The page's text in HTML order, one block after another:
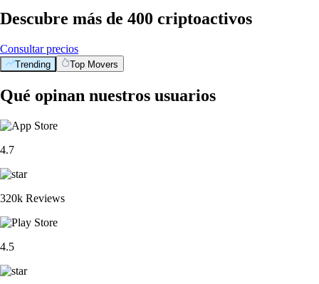
Descubre más de 400 criptoactivos
Consultar precios
Trending Top Movers
Qué opinan nuestros usuarios
4.7
320k Reviews
4.5